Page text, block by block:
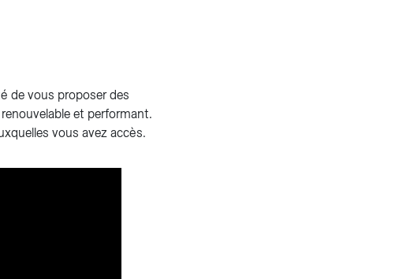
de vous proposer des
et performant.
vous avez accès.